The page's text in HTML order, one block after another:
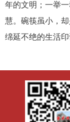
年的文明；一举
慧。碗筷虽小，
绵延不绝的生活印